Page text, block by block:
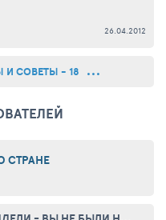
26.04.2012
И СОВЕТЫ - 18
СТРАНЕ